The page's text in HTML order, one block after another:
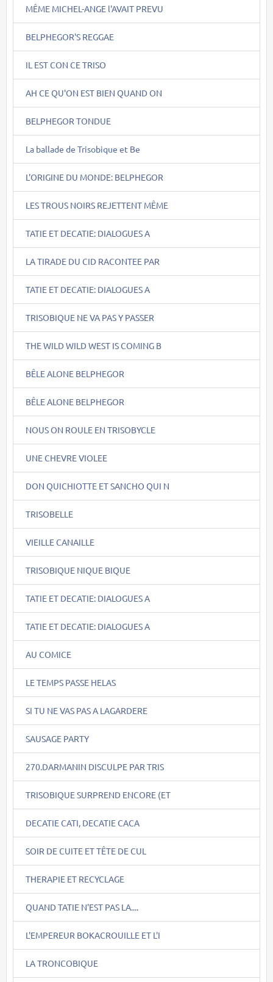
MÊME MICHEL-ANGE l'AVAIT PREVU
BELPHEGOR'S REGGAE
IL EST CON CE TRISO
AH CE QU'ON EST BIEN QUAND ON
BELPHEGOR TONDUE
La ballade de Trisobique et Be
L'ORIGINE DU MONDE: BELPHEGOR
LES TROUS NOIRS REJETTENT MÊME
TATIE ET DECATIE: DIALOGUES A
LA TIRADE DU CID RACONTEE PAR
TATIE ET DECATIE: DIALOGUES A
TRISOBIQUE NE VA PAS Y PASSER
THE WILD WILD WEST IS COMING B
BÊLE ALONE BELPHEGOR
BÊLE ALONE BELPHEGOR
NOUS ON ROULE EN TRISOBYCLE
UNE CHEVRE VIOLEE
DON QUICHIOTTE ET SANCHO QUI N
TRISOBELLE
VIEILLE CANAILLE
TRISOBIQUE NIQUE BIQUE
TATIE ET DECATIE: DIALOGUES A
TATIE ET DECATIE: DIALOGUES A
AU COMICE
LE TEMPS PASSE HELAS
SI TU NE VAS PAS A LAGARDERE
SAUSAGE PARTY
270.DARMANIN DISCULPE PAR TRIS
TRISOBIQUE SURPREND ENCORE (ET
DECATIE CATI, DECATIE CACA
SOIR DE CUITE ET TÊTE DE CUL
THERAPIE ET RECYCLAGE
QUAND TATIE N'EST PAS LA....
L'EMPEREUR BOKACROUILLE ET L'I
LA TRONCOBIQUE